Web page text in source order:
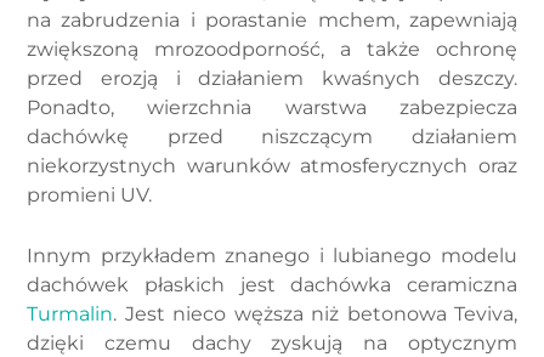
na zabrudzenia i porastanie mchem, zapewniają
zwiększoną mrozoodporność, a także ochronę
przed erozją i działaniem kwaśnych deszczy.
Ponadto, wierzchnia warstwa zabezpiecza
dachówkę przed niszczącym działaniem
niekorzystnych warunków atmosferycznych oraz
promieni UV.
Innym przykładem znanego i lubianego modelu
dachówek płaskich jest dachówka ceramiczna
Turmalin. Jest nieco węższa niż betonowa Teviva,
dzięki czemu dachy zyskują na optycznym